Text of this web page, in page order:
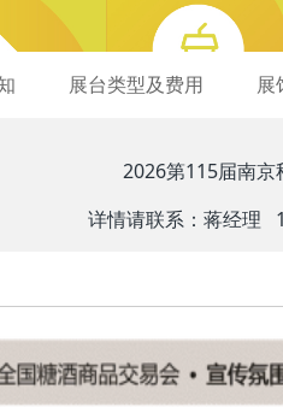
展台类型及费用 展
2026第115届南京
详情请联系：蒋经理